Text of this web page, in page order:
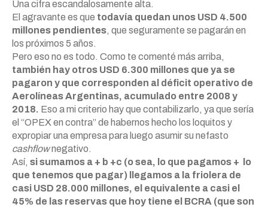
Una cifra escandalosamente alta.
El agravante es que todavía quedan unos USD 4.500
millones pendientes, que seguramente se pagarán en
los próximos 5 años.
Pero eso no es todo. Como te comenté más arriba,
también hay otros USD 6.300 millones que ya se
pagaron y que corresponden al déficit operativo de
Aerolíneas Argentinas, acumulado entre 2008 y
2018. Eso a mi criterio hay que contabilizarlo, ya que sería
el “OPEX en contra” de habernos hecho los loquitos y
expropiar una empresa para luego asumir su nefasto
cashflownegativo.
Así, si sumamos a + b +c (o sea, lo que pagamos + lo
que tenemos que pagar) llegamos a la friolera de
casi USD 28.000 millones, el equivalente a casi el
45% de las reservas que hoy tiene el BCRA (que son